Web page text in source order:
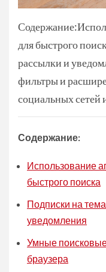
для быстрого
рассылки и
фильтры и
социальных сетей
Содержание:
Использование
быстрого поиска
Подписки на
уведомления
Умные
браузера